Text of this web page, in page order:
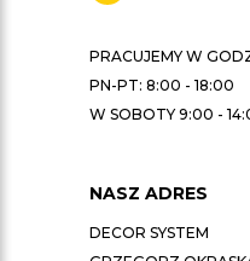
PRACUJEMY W
PN-PT: 8:00 - 18:00
W SOBOTY 9:00 -
NASZ ADRES
DECOR SYSTEM